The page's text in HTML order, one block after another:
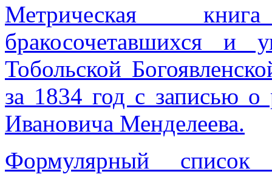
Метрическая
бракосочетавшихся
Тобольской
за 1834 год с записью
Ивановича Менделеева.
Формулярный